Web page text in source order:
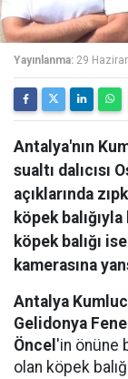
Yayınlanma: 29
Antalya'nın
sualtı dalıcısı
açıklarında
köpek
köpek balığı
kamerasına
Antalya
Gelidonya
Öncel 'in önüne
olan köpek